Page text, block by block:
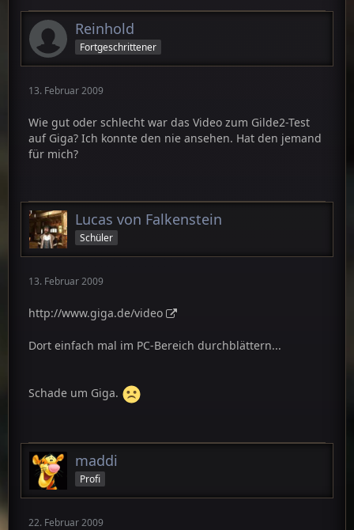
Reinhold
Fortgeschrittener
13. Februar 2009
Wie gut oder schlecht war das Video zum Gilde2-Test
auf Giga? Ich konnte den nie ansehen. Hat den jemand
für mich?
Lucas von Falkenstein
Schüler
13. Februar 2009
http://www.giga.de/video
Dort einfach mal im PC-Bereich durchblättern...
Schade um Giga.
maddi
Profi
22. Februar 2009